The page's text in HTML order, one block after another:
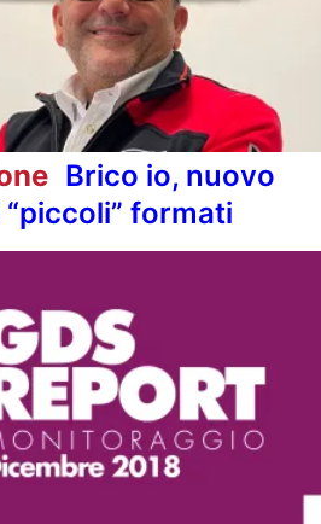
Brico io, nuovo
formati